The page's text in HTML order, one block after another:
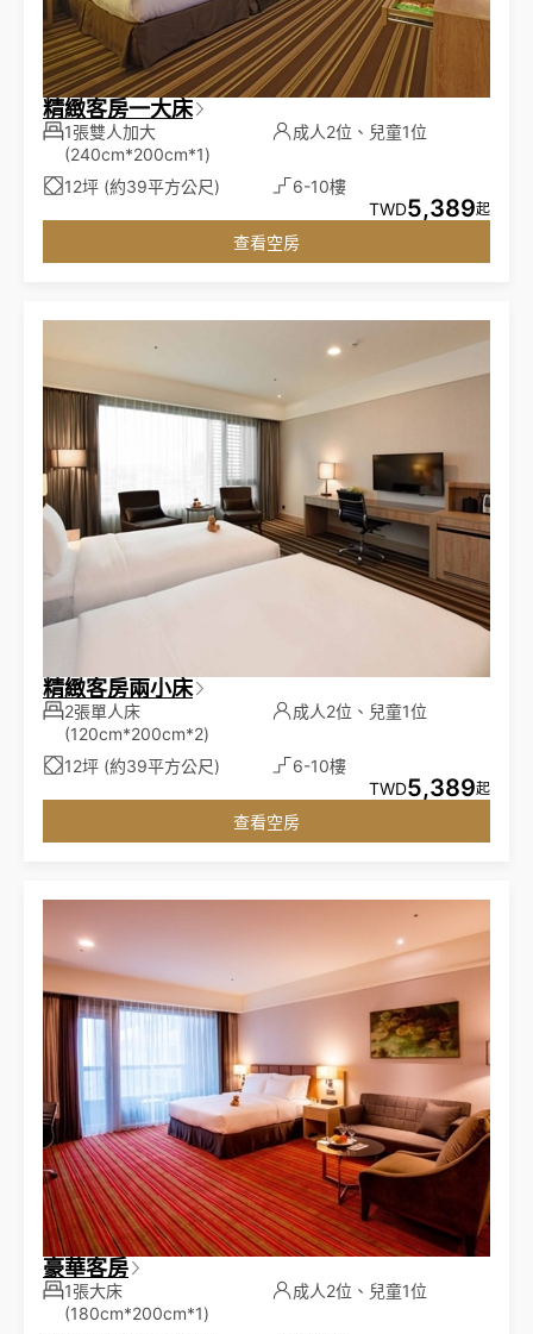
精緻客房一大床
1張雙人加大
(240cm*200cm*1)
成人2位、兒童1位
12坪 (約39平方公尺)
6-10樓
TWD5,389起
查看空房
精緻客房兩小床
2張單人床
(120cm*200cm*2)
成人2位、兒童1位
12坪 (約39平方公尺)
6-10樓
TWD5,389起
查看空房
豪華客房
1張大床
(180cm*200cm*1)
成人2位、兒童1位